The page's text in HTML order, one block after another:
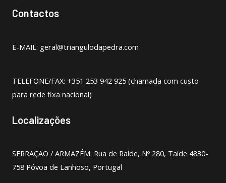
Contactos
E-MAIL: geral@triangulodapedra.com
TELEFONE/FAX: +351 253 942 925 (chamada com custo
para rede fixa nacional)
Localizações
SERRAÇÃO / ARMAZÉM: Rua de Ralde, Nº 280, Taíde 4830-
758 Póvoa de Lanhoso, Portugal